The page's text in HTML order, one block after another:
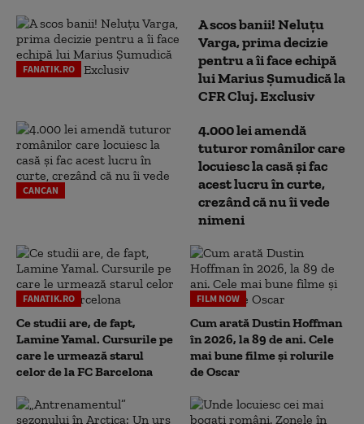
FANATIK.RO
A scos banii! Neluțu
Varga, prima decizie
pentru a îi face echipă
lui Marius Șumudică la
CFR Cluj. Exclusiv
CANCAN
4.000 lei amendă
tuturor românilor care
locuiesc la casă și fac
acest lucru în curte,
crezând că nu îi vede
nimeni
FANATIK.RO
Ce studii are, de fapt,
Lamine Yamal. Cursurile pe
care le urmează starul
celor de la FC Barcelona
FILM NOW
Cum arată Dustin Hoffman
în 2026, la 89 de ani. Cele
mai bune filme și rolurile
de Oscar